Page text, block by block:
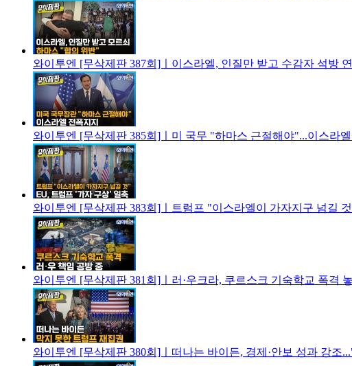
와이투엔 [무삭제판 387회]ㅣ이스라엘, 인질만 받고 수감자 석방
와이투엔 [무삭제판 385회]ㅣ미 국무 "하마스 근절해야"...이스라엘
와이투엔 [무삭제판 383회]ㅣ트럼프 "이스라엘이 가자지구 넘길
와이투엔 [무삭제판 381회]ㅣ러·우크라, 쿠르스크 기숙학교 폭격
와이투엔 [무삭제판 380회]ㅣ떠나는 바이든, 경제·안보 성과 강조